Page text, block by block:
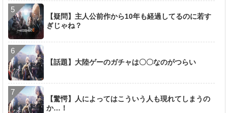
【疑問】主人公前作から10年も経過してるのに若す
ぎじゃね？
【話題】大陸ゲーのガチャは〇〇なのがつらい
【驚愕】人によってはこういう人も現れてしまうの
か…！